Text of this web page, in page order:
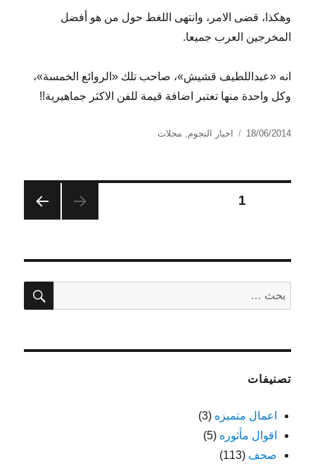
وهكذا، قضى الامر، وانتهى اللغط حول من هو أفضل
المخرجين العرب جميعا.
انه «عبداللطيف قشيش»، صاحب تلك «الروائع الخمسة»،
وكل واحدة منها تعتبر اضافة قيمة للفن الاكثر جماهيرية!!
نُشرت
18/06/2014 التصنيفات
اخبار النجوم مجلات
المقالات
الصفحة1
عن:
بحث
تصنيفات
اعمال متميزه (3)
اقوال مأثوره (5)
صحف (113)